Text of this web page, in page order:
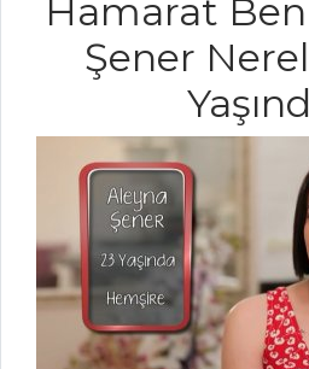
SEBZE
YEMEKLERI
Bahçıvan Sandalı
Çıtır Patates
Topları
Akdeniz Usulü
Fırında Sebze
Sebze Yemekleri
Tüm Tarifleri
Hamarat
Şener